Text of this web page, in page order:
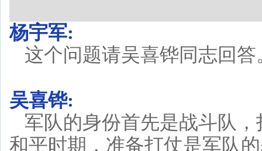
杨宇军:
这个问题请吴喜铧同志回答
吴喜铧:
军队的身份首先是战斗队
和平时期，准备打仗是军队